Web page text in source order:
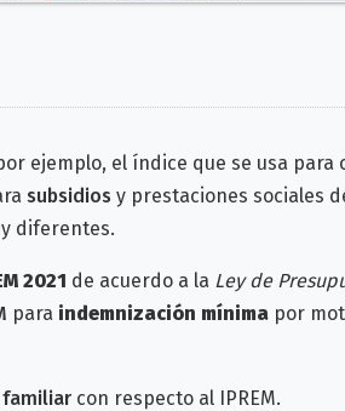
ejemplo, el índice que se usa
subsidios y prestaciones sociales
diferentes.
2021 de acuerdo a la Ley de
para indemnización mínima por
con respecto al IPREM.